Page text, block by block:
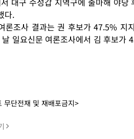
다.
론조사 결과는 권 후보가 47.5% 지
일요신문 여론조사에서 김 후보가
무단전재 및 재배포금지>